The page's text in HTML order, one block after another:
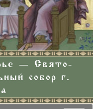
— Свято-
собор г.